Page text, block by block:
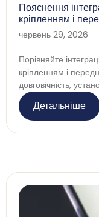
Пояснення
кріпленням і
червень 29, 2026
Порівняйте
кріпленням і
довговічність,
Детальніше